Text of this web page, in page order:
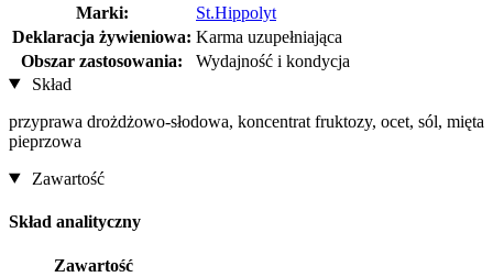
Marki:
St.Hippolyt
Deklaracja żywieniowa: Karma uzupełniająca
Obszar zastosowania:
Wydajność i kondycja
Skład
przyprawa drożdżowo-słodowa, koncentrat fruktozy, ocet, sól, mięta
pieprzowa
Zawartość
Skład analityczny
Zawartość